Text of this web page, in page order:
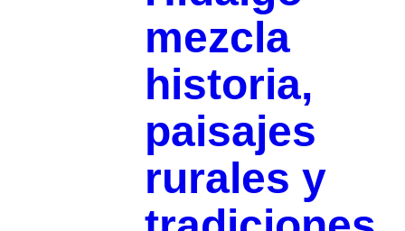
mezcla
historia,
paisajes
rurales y